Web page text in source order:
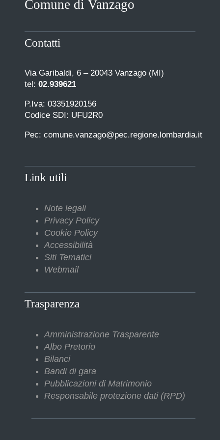
COMUNICAZIONE
Comune di Vanzago
Contatti
Via Garibaldi, 6 – 20043 Vanzago (MI)
tel: 02.939621
P.Iva: 03351920156
Codice SDI: UFU2R0
Pec: comune.vanzago@pec.regione.lombardia.it
Link utili
Note legali
Privacy Policy
Cookie Policy
Accessibilità
Siti Tematici
Webmail
Trasparenza
Amministrazione Trasparente
Albo Pretorio
Bilanci
Bandi di gara
Pubblicazioni di Matrimonio
Responsabile protezione dati (RPD)